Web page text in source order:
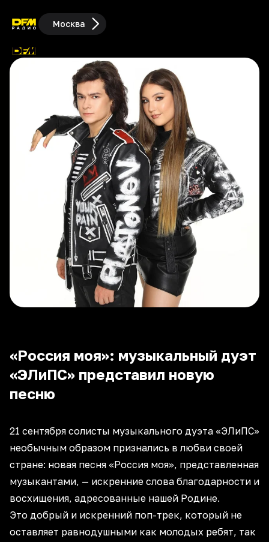
Москва
«Россия моя»: музыкальный дуэт
«ЭЛиПС» представил новую
песню
21 сентября солисты музыкального дуэта «ЭЛиПС»
необычным образом признались в любви своей
стране: новая песня «Россия моя», представленная
музыкантами, — искренние слова благодарности и
восхищения, адресованные нашей Родине.
Это добрый и искренний поп-трек, который не
оставляет равнодушными как молодых ребят, так